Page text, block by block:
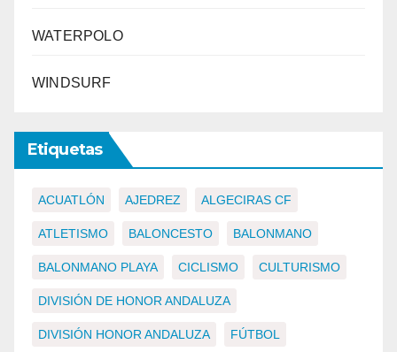
WATERPOLO
WINDSURF
Etiquetas
ACUATLÓN AJEDREZ ALGECIRAS CF
ATLETISMO BALONCESTO BALONMANO
BALONMANO PLAYA CICLISMO CULTURISMO
DIVISIÓN DE HONOR ANDALUZA
DIVISIÓN HONOR ANDALUZA FÚTBOL